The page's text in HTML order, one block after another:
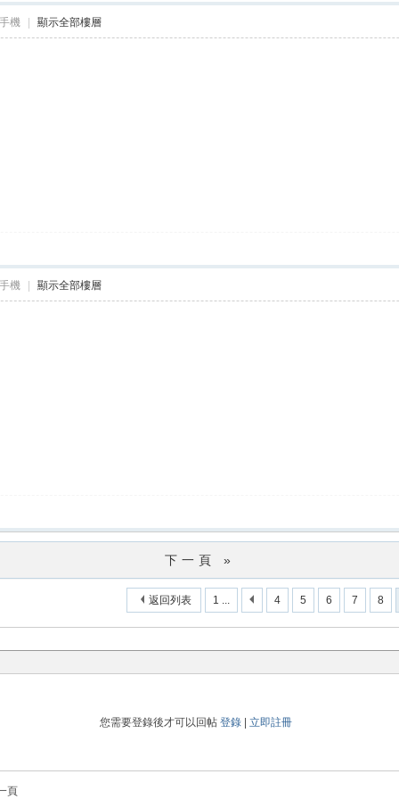
機 顯示全部樓層
機 顯示全部樓層
下一頁 »
1 ... 4 5 6 7 8
返回列表
您需要登錄後才可以回帖 登錄| 立即註冊
頁